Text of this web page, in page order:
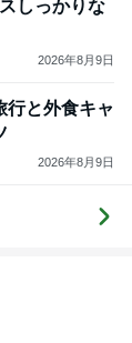
しっかりな
2026年8月9日
行と外食キャ
2026年8月9日